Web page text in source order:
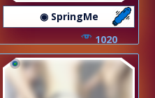
◉ SpringMe
1020